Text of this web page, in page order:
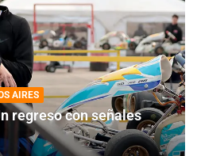
AIRES
regreso con señales